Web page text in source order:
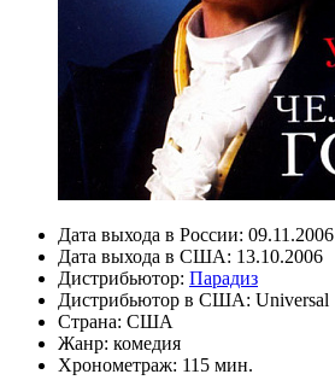
Дата выхода в России: 09.11.2006
Дата выхода в США: 13.10.2006
Дистрибьютор: Парадиз
Дистрибьютор в США: Universal
Страна: США
Жанр: комедия
Хронометраж: 115 мин.